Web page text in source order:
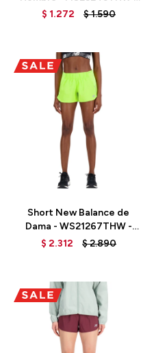
GREEN
$ 1.272 $1.590
Short New Balance de
Dama - WS21267THW -
GREEN
$ 2.312 $2.890